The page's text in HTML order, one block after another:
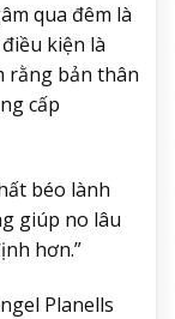
qua đêm là
kiện là
rằng bản thân
cấp
béo lành
giúp no lâu
hơn.”
Planells